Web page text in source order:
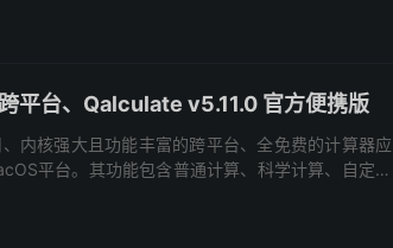
平台、Qalculate v5.11.0 官方便携版
内核强大且功能丰富的跨平台、全免费的计算器应
平台。其功能包含普通计算、科学计算、自定义